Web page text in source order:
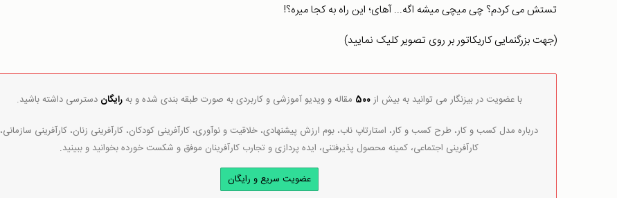
تستش می کردم؟ چی میچی میشه اگه... آهای؛ این راه به کجا میره؟!
(جهت بزرگنمایی کاریکاتور بر روی تصویر کلیک نمایید)
با عضویت در بیزنگار می توانید به بیش از500 مقاله و ویدیو آموزشی و کاربردی به صورت طبقه بندی شده و بهرایگان دسترسی داشته باشید.
درباره مدل کسب و کار، طرح کسب و کار، استارتاپ ناب، بوم ارزش پیشنهادی، خلاقیت و نوآوری، کارآفرینی کودکان، کارآفرینی زنان، کارآفرینی سازمانی،
کارآفرینی اجتماعی، کمینه محصول پذیرفتنی، ایده پردازی و تجارب کارآفرینان موفق و شکست خورده بخوانید و ببینید.
عضویت سریع و رایگان